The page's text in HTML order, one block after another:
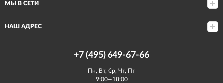
МЫ В СЕТИ
НАШ АДРЕС
+7 (495) 649-67-66
Пн, Вт, Ср, Чт, Пт
9:00—18:00